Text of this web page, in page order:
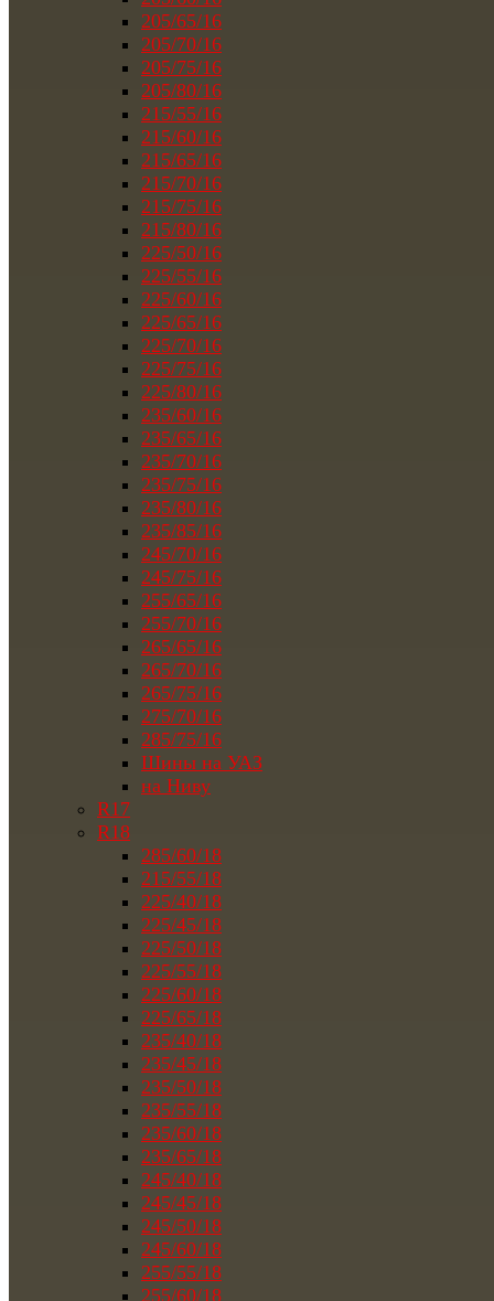
205/65/16
205/70/16
205/75/16
205/80/16
215/55/16
215/60/16
215/65/16
215/70/16
215/75/16
215/80/16
225/50/16
225/55/16
225/60/16
225/65/16
225/70/16
225/75/16
225/80/16
235/60/16
235/65/16
235/70/16
235/75/16
235/80/16
235/85/16
245/70/16
245/75/16
255/65/16
255/70/16
265/65/16
265/70/16
265/75/16
275/70/16
285/75/16
Шины на УАЗ
на Ниву
R17
R18
285/60/18
215/55/18
225/40/18
225/45/18
225/50/18
225/55/18
225/60/18
225/65/18
235/40/18
235/45/18
235/50/18
235/55/18
235/60/18
235/65/18
245/40/18
245/45/18
245/50/18
245/60/18
255/55/18
255/60/18